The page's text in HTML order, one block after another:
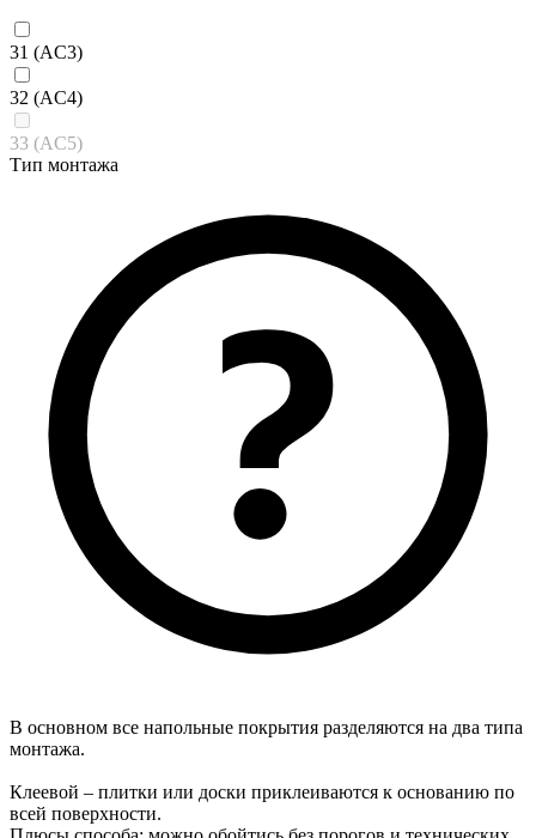
31 (AC3)
32 (AC4)
33 (AC5)
Тип монтажа
В основном все напольные покрытия разделяются на два типа
монтажа.
Клеевой – плитки или доски приклеиваются к основанию по
всей поверхности.